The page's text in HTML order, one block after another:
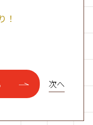
！
次へ